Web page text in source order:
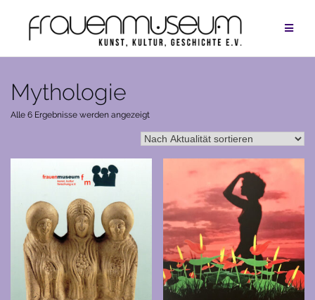
springen
Mythologie
Alle 6 Ergebnisse werden angezeigtNach
Aktualität
sortiert